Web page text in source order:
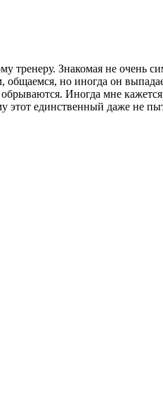
тренеру. Знакомая не очень
но иногда он
Иногда мне
единственный даже не